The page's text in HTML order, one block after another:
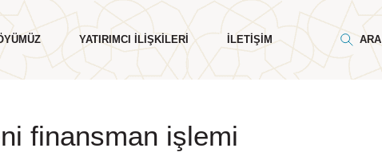
YATIRIMCI İLIŞKILERI İLETIŞIM ARA
finansman işlemi